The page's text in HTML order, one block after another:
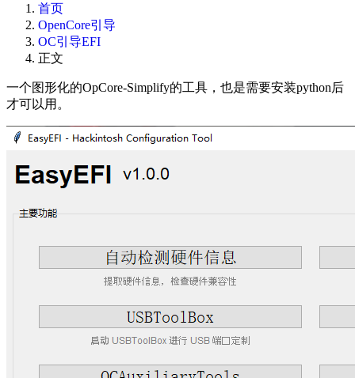
首页
OpenCore引导
OC引导EFI
正文
一个图形化的OpCore-Simplify的工具，也是需要安装python后
才可以用。